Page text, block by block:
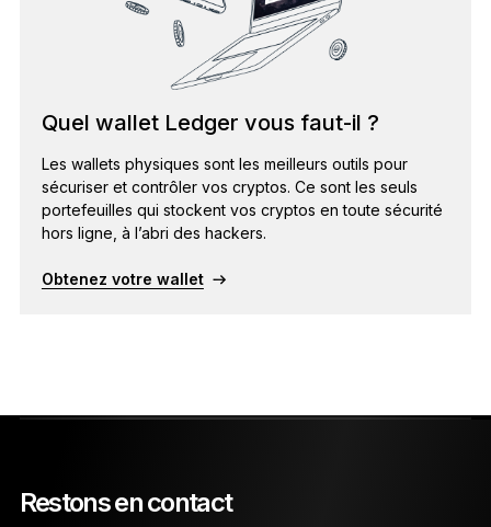
Quel wallet Ledger vous faut-il ?
Les wallets physiques sont les meilleurs outils pour
sécuriser et contrôler vos cryptos. Ce sont les seuls
portefeuilles qui stockent vos cryptos en toute sécurité
hors ligne, à l’abri des hackers.
Obtenez votre wallet
Restons en contact